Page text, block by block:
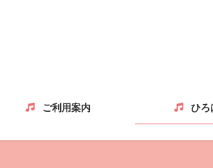
ご利用案内 ひろ